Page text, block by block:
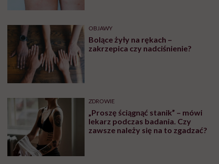
OBJAWY
Bolące żyły na rękach –
zakrzepica czy nadciśnienie?
ZDROWIE
„Proszę ściągnąć stanik” – mówi
lekarz podczas badania. Czy
zawsze należy się na to zgadzać?